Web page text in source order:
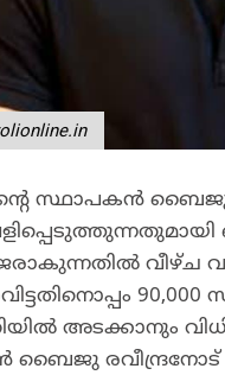
സ്ഥാപകൻ ബൈജു
വീഴ്ച
അടക്കാനും
ബൈജു രവീന്ദ്രനോട്